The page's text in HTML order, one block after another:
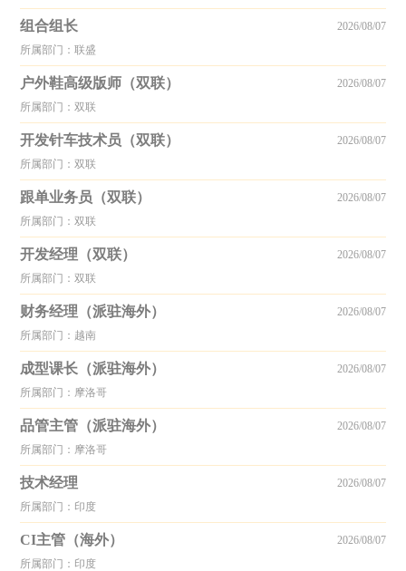
组合组长
所属部门：联盛
2026/08/07
户外鞋高级版师（双联）
所属部门：双联
2026/08/07
开发针车技术员（双联）
所属部门：双联
2026/08/07
跟单业务员（双联）
所属部门：双联
2026/08/07
开发经理（双联）
所属部门：双联
2026/08/07
财务经理（派驻海外）
所属部门：越南
2026/08/07
成型课长（派驻海外）
所属部门：摩洛哥
2026/08/07
品管主管（派驻海外）
所属部门：摩洛哥
2026/08/07
技术经理
所属部门：印度
2026/08/07
CI主管（海外）
所属部门：印度
2026/08/07